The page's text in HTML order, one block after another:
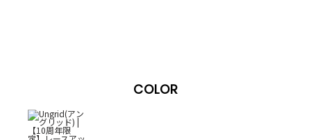
COLOR